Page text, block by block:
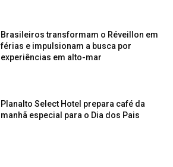
Brasileiros transformam o Réveillon em
férias e impulsionam a busca por
experiências em alto-mar
Planalto Select Hotel prepara café da
manhã especial para o Dia dos Pais